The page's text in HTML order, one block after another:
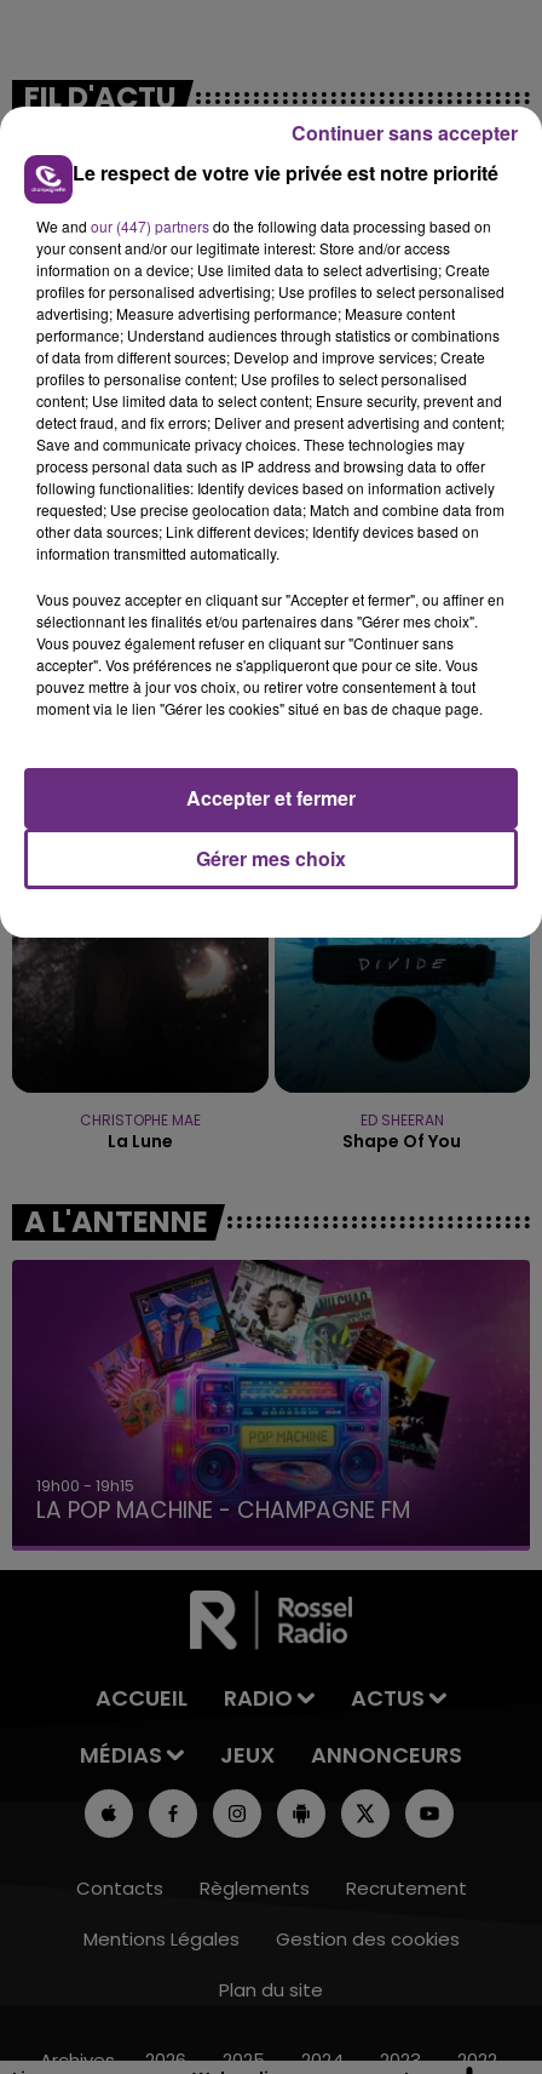
15h00 - 19h00
FIL D'ACTU
5 août 2026
UN FEU DE REMORQUE BLOQUE LA
CIRCULATION DANS LES ARDENNES
Un feu de remorque s'est déclaré ce mercredi en
fin de matinée sur l'A34.
5 août 2026
VENEZ FÊTER CE WEEK-END
L'ANNIVERSAIRE DE WOINIC
Ce samedi 8 août sera un grand jour :
TITRES DIFFUSÉS
CHRISTOPHE MAE
La Lune
13h04
13h04
ED SHEERAN
Shape Of You
A L'ANTENNE
19h00 - 19h15
LA POP MACHINE - CHAMPAGNE FM
ACCUEIL RADIO
ACTUS
MÉDIAS
JEUX ANNONCEURS
Contacts Règlements
Recrutement
Mentions Légales
Gestion des cookies
Plan du site
Archives 2026 2025 2024 2023 2022
Le respect de votre vie privée est notre priorité
We and our (447) partnersdo the following data processing based on
your consent and/or our legitimate interest: Store and/or access
information on a device; Use limited data to select advertising; Create
profiles for personalised advertising; Use profiles to select personalised
advertising; Measure advertising performance; Measure content
performance; Understand audiences through statistics or combinations
of data from different sources; Develop and improve services; Create
profiles to personalise content; Use profiles to select personalised
content; Use limited data to select content; Ensure security, prevent and
detect fraud, and fix errors; Deliver and present advertising and content;
Save and communicate privacy choices. These technologies may
process personal data such as IP address and browsing data to offer
following functionalities: Identify devices based on information actively
requested; Use precise geolocation data; Match and combine data from
other data sources; Link different devices; Identify devices based on
information transmitted automatically.
Vous pouvez accepter en cliquant sur "Accepter et fermer", ou affiner en
sélectionnant les finalités et/ou partenaires dans "Gérer mes choix".
Vous pouvez également refuser en cliquant sur "Continuer sans
accepter". Vos préférences ne s'appliqueront que pour ce site. Vous
pouvez mettre à jour vos choix, ou retirer votre consentement à tout
moment via le lien "Gérer les cookies" situé en bas de chaque page.
Gérer mes choix
Accepter et fermer
Continuer sans accepter